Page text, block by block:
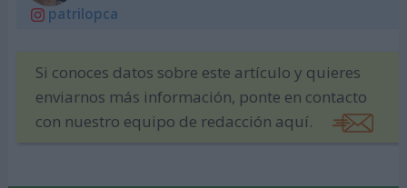
patrilopca
Si conoces datos sobre este artículo y quieres
enviarnos más información, ponte en contacto
con nuestro equipo de redacción aquí.